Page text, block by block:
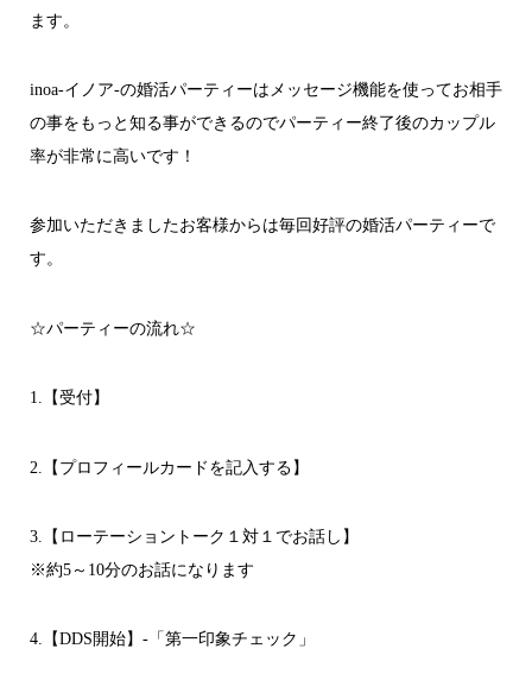
ます。
inoa-イノア-の婚活パーティーはメッセージ機能を使ってお相手
の事をもっと知る事ができるのでパーティー終了後のカップル
率が非常に高いです！
参加いただきましたお客様からは毎回好評の婚活パーティーで
す。
☆パーティーの流れ☆
1.【受付】
2.【プロフィールカードを記入する】
3.【ローテーショントーク１対１でお話し】
※約5～10分のお話になります
4.【DDS開始】-「第一印象チェック」